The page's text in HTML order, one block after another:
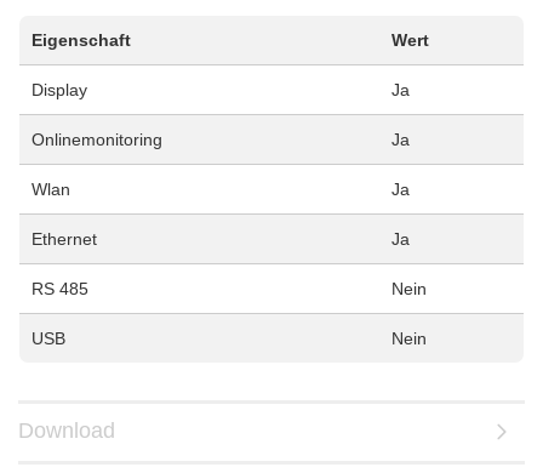
Eigenschaft Wert
Display Ja
Onlinemonitoring Ja
Wlan Ja
Ethernet Ja
RS 485 Nein
USB Nein
Download